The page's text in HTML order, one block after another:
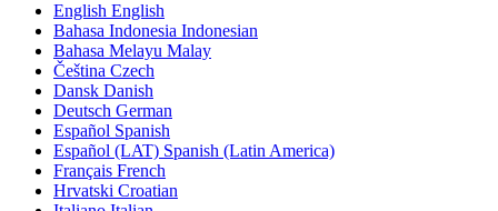
English English
Bahasa Indonesia Indonesian
Bahasa Melayu Malay
Čeština Czech
Dansk Danish
Deutsch German
Español Spanish
Español (LAT) Spanish (Latin America)
Français French
Hrvatski Croatian